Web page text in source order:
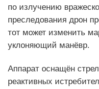
по излучению
преследования дрон
тот может изменить
уклоняющий манёвр.
Аппарат оснащён
реактивных